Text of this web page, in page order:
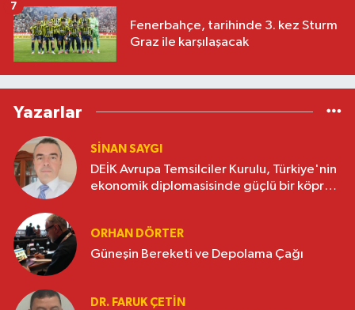
Fenerbahçe, tarihinde 3. kez Sturm
Graz ile karşılaşacak
7
Yazarlar
SINAN SAYGI
DEİK Avrupa Temsilciler Kurulu, Türkiye'nin
ekonomik diplomasisinde güçlü bir köprü
ORHAN DÖRTER
Güneşin Bereketi ve Depolama Çağı
DR. FARUK ÇETİN